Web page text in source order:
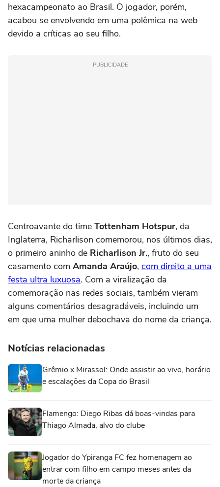
hexacampeonato ao Brasil. O jogador, porém,
acabou se envolvendo em uma polêmica na web
devido a críticas ao seu filho.
PUBLICIDADE
Centroavante do time Tottenham Hotspur, da
Inglaterra, Richarlison comemorou, nos últimos dias,
o primeiro aninho de Richarlison Jr., fruto do seu
casamento com Amanda Araújo, com direito a uma
festa ultra luxuosa. Com a viralização da
comemoração nas redes sociais, também vieram
alguns comentários desagradáveis, incluindo um
em que uma mulher debochava do nome da criança.
Notícias relacionadas
Grêmio x Mirassol: Onde assistir ao vivo, horário
e escalações da Copa do Brasil
Flamengo: Diego Ribas dá boas-vindas para
Thiago Almada, alvo do clube
Jogador do Ypiranga FC fez homenagem ao
entrar com filho em campo meses antes da
morte da criança